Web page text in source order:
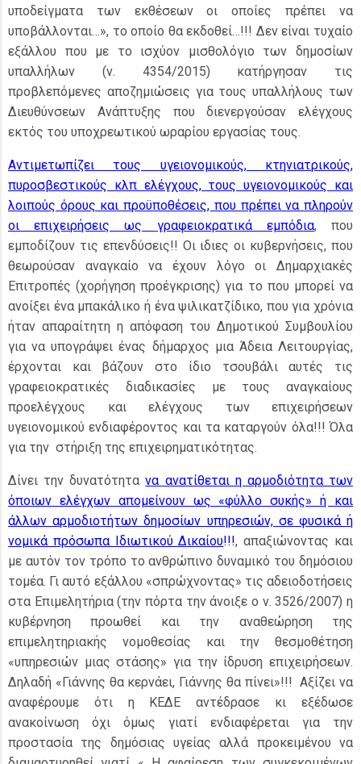
υποδείγματα των εκθέσεων οι οποίες πρέπει να
υποβάλλονται…», το οποίο θα εκδοθεί…!!! Δεν είναι τυχαίο
εξάλλου που με το ισχύον μισθολόγιο των δημοσίων
υπαλλήλων (ν. 4354/2015) κατήργησαν τις
προβλεπόμενες αποζημιώσεις για τους υπαλλήλους των
Διευθύνσεων Ανάπτυξης που διενεργούσαν ελέγχους
εκτός του υποχρεωτικού ωραρίου εργασίας τους.
Αντιμετωπίζει τους υγειονομικούς, κτηνιατρικούς,
πυροσβεστικούς κλπ ελέγχους, τους υγειονομικούς και
λοιπούς όρους και προϋποθέσεις, που πρέπει να πληρούν
οι επιχειρήσεις ως γραφειοκρατικά εμπόδια, που
εμποδίζουν τις επενδύσεις!! Οι ιδιες οι κυβερνήσεις, που
θεωρούσαν αναγκαίο να έχουν λόγο οι Δημαρχιακές
Επιτροπές (χορήγηση προέγκρισης) για το που μπορεί να
ανοίξει ένα μπακάλικο ή ένα ψιλικατζίδικο, που για χρόνια
ήταν απαραίτητη η απόφαση του Δημοτικού Συμβουλίου
για να υπογράψει ένας δήμαρχος μια Άδεια Λειτουργίας,
έρχονται και βάζουν στο ίδιο τσουβάλι αυτές τις
γραφειοκρατικές διαδικασίες με τους αναγκαίους
προελέγχους και ελέγχους των επιχειρήσεων
υγειονομικού ενδιαφέροντος και τα καταργούν όλα!!! Όλα
για την στήριξη της επιχειρηματικότητας.
Δίνει την δυνατότητανα ανατίθεται η αρμοδιότητα των
όποιων ελέγχων απομείνουν ως «φύλλο συκής» ή και
άλλων αρμοδιοτήτων δημοσίων υπηρεσιών, σε φυσικά ή
νομικά πρόσωπα Ιδιωτικού Δικαίου!!!, απαξιώνοντας και
με αυτόν τον τρόπο το ανθρώπινο δυναμικό του δημόσιου
τομέα. Γι αυτό εξάλλου «σπρώχνοντας» τις αδειοδοτήσεις
στα Επιμελητήρια (την πόρτα την άνοιξε ο ν. 3526/2007) η
κυβέρνηση προωθεί και την αναθεώρηση της
επιμελητηριακής νομοθεσίας και την θεσμοθέτηση
«υπηρεσιών μιας στάσης» για την ίδρυση επιχειρήσεων.
Δηλαδή «Γιάννης θα κερνάει, Γιάννης θα πίνει»!!! Αξίζει να
αναφέρουμε ότι η ΚΕΔΕ αντέδρασε κι εξέδωσε
ανακοίνωση όχι όμως γιατί ενδιαφέρεται για την
προστασία της δημόσιας υγείας αλλά προκειμένου να